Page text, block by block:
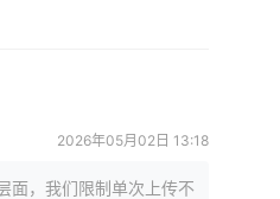
2026年05月02日 13:18
面，我们限制单次上传不